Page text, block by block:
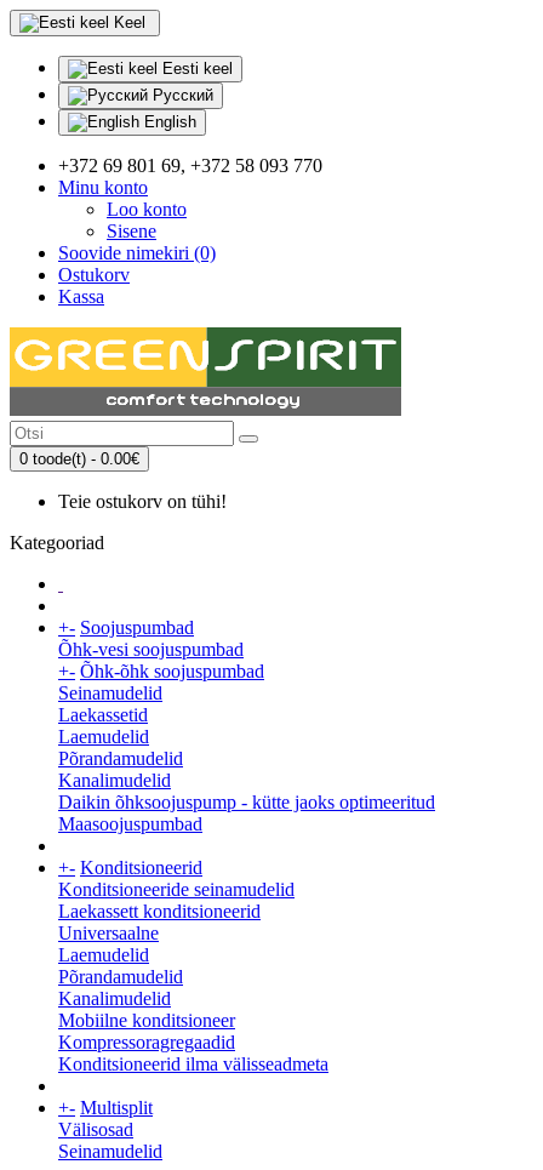
Keel
Eesti keel
Русский
English
+372 69 801 69, +372 58 093 770
Minu konto
Loo konto
Sisene
Soovide nimekiri (0)
Ostukorv
Kassa
0 toode(t) - 0.00€
Teie ostukorv on tühi!
Kategooriad
+- Soojuspumbad
Õhk-vesi soojuspumbad
+- Õhk-õhk soojuspumbad
Seinamudelid
Laekassetid
Laemudelid
Põrandamudelid
Kanalimudelid
Daikin õhksoojuspump - kütte jaoks optimeeritud
Maasoojuspumbad
+- Konditsioneerid
Konditsioneeride seinamudelid
Laekassett konditsioneerid
Universaalne
Laemudelid
Põrandamudelid
Kanalimudelid
Mobiilne konditsioneer
Kompressoragregaadid
Konditsioneerid ilma välisseadmeta
+- Multisplit
Välisosad
Seinamudelid